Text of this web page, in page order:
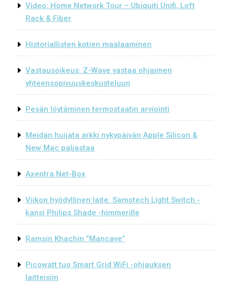
Video: Home Network Tour – Ubiquiti Unifi, Loft
Rack & Fiber
Historiallisten kotien maalaaminen
Vastausoikeus: Z-Wave vastaa ohjaimen
yhteensopivuuskeskusteluun
Pesän löytäminen termostaatin arviointi
Meidän huijata arkki nykypäivän Apple Silicon &
New Mac paljastaa
Axentra Net-Box
Viikon hyödyllinen laite: Samotech Light Switch -
kansi Philips Shade -himmerille
Ramsin Khachin ”Mancave”
Picowatt tuo Smart Grid WiFi -ohjauksen
laitteisiin